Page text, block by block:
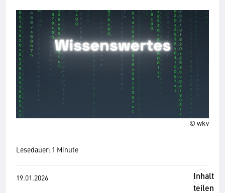
© wkv
Lesedauer: 1 Minute
19.01.2026
Inhalt
teilen